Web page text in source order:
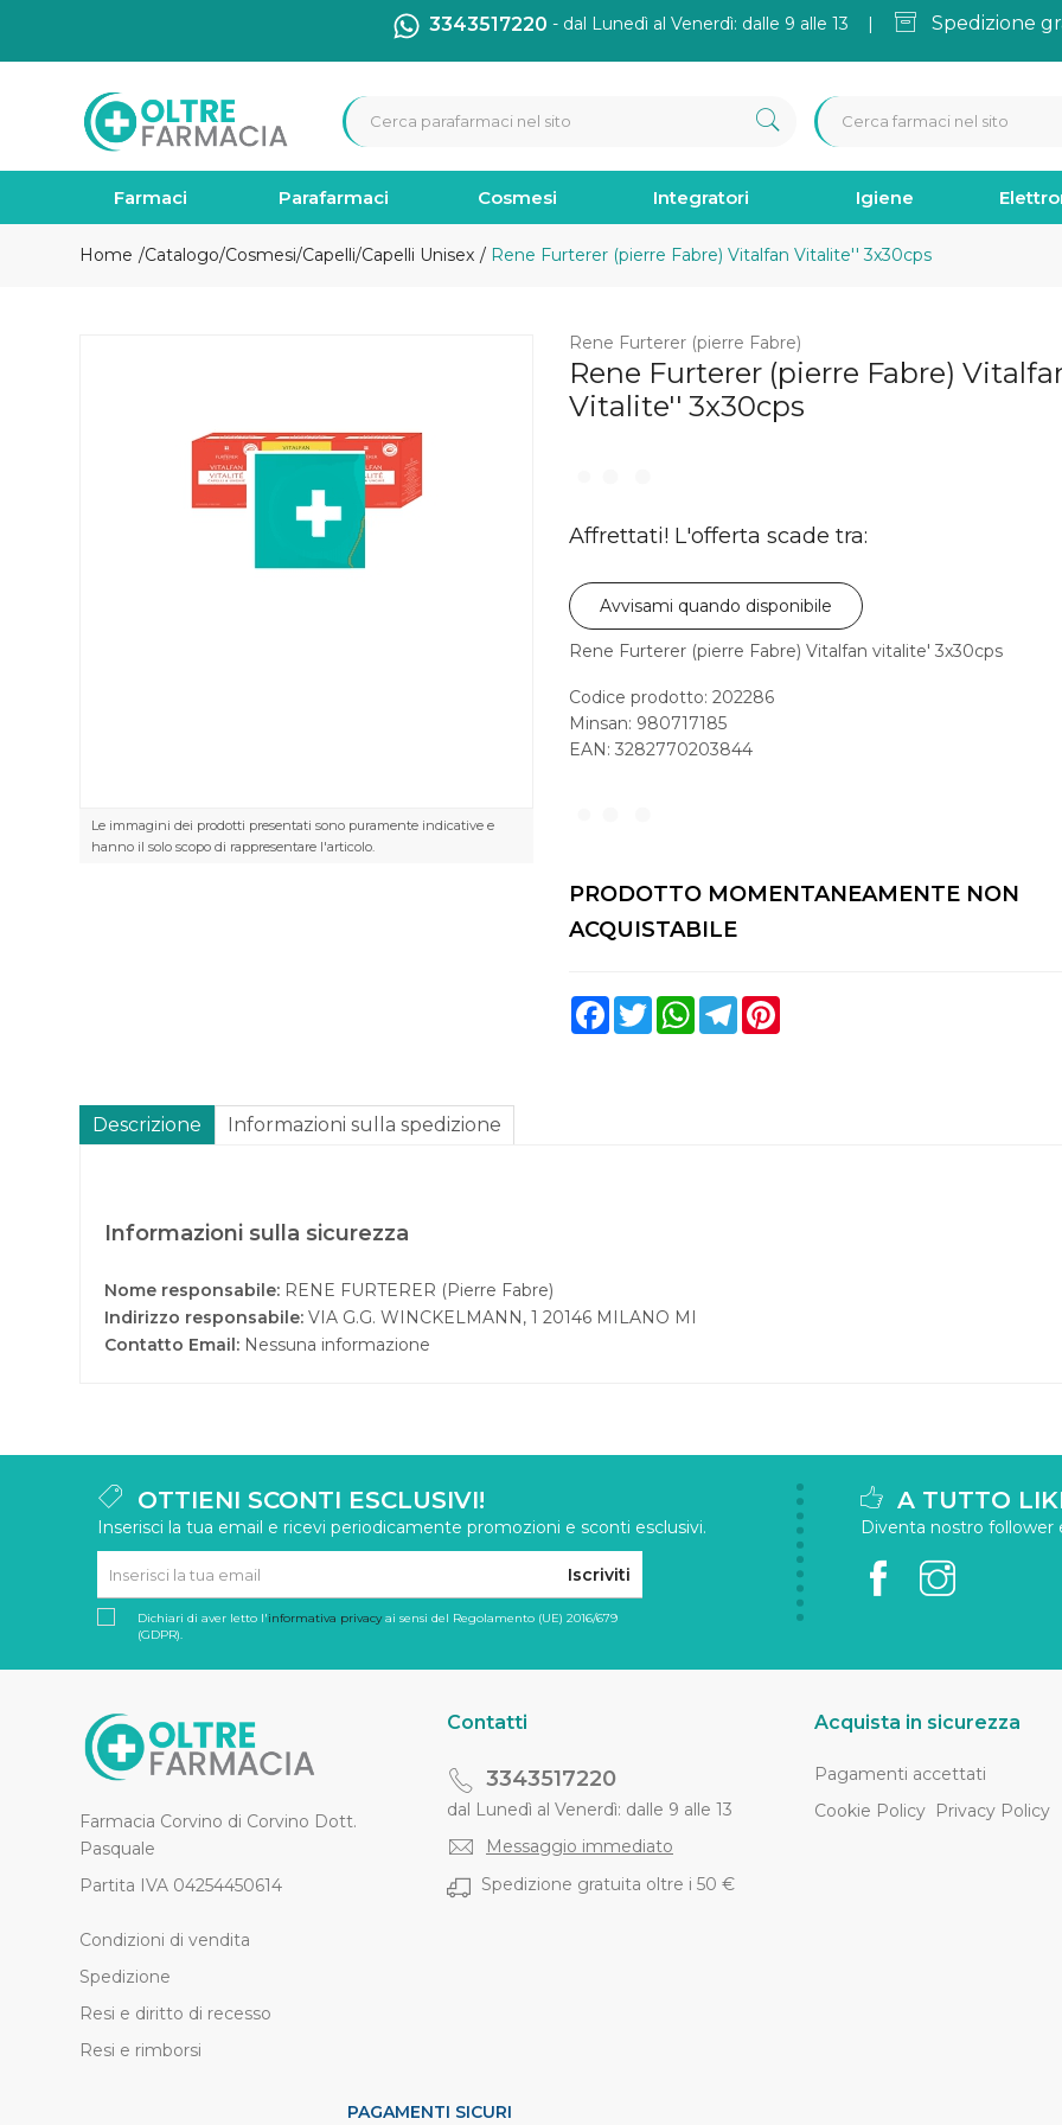
3343517220 - dal Lunedì al Venerdì: dalle 9 alle 13 | Spedizione
Farmaci Parafarmaci Cosmesi Integratori Igiene
Home Catalogo/Cosmesi/Capelli/Capelli Unisex Rene Furterer (pierre Fabre) Vitalfan Vitalite'' 3x30cps
Le immagini dei prodotti presentati sono puramente indicative e
hanno il solo scopo di rappresentare l'articolo.
Rene Furterer (pierre Fabre)
Rene Furterer (pierre Fabre)
Vitalite'' 3x30cps
Affrettati! L'offerta scade tra:
Avvisami quando disponibile
Rene Furterer (pierre Fabre) Vitalfan vitalite' 3x30cps
Codice prodotto: 202286
Minsan: 980717185
EAN: 3282770203844
PRODOTTO MOMENTANEAMENTE NON
ACQUISTABILE
FacebookTwitterWhatsAppTelegram
Descrizione Informazioni sulla spedizione
Informazioni sulla sicurezza
Nome responsabile: RENE FURTERER (Pierre Fabre)
Indirizzo responsabile: VIA G.G. WINCKELMANN, 1 20146 MILANO MI
Contatto Email: Nessuna informazione
OTTIENI SCONTI ESCLUSIVI!
Inserisci la tua email e ricevi periodicamente promozioni e sconti esclusivi.
Iscriviti
Dichiari di aver letto l'informativa privacyai sensi del Regolamento (UE) 2016/679
(GDPR).
A TUTTO
Diventa nostro follower
Farmacia Corvino di Corvino Dott.
Pasquale
Partita IVA 04254450614
Condizioni di vendita
Spedizione
Resi e diritto di recesso
Resi e rimborsi
Contatti
3343517220
dal Lunedì al Venerdì: dalle 9 alle 13
Messaggio immediato
Spedizione gratuita oltre i 50 €
Acquista in sicurezza
Pagamenti accettati
Cookie Policy Privacy Policy
PAGAMENTI SICURI